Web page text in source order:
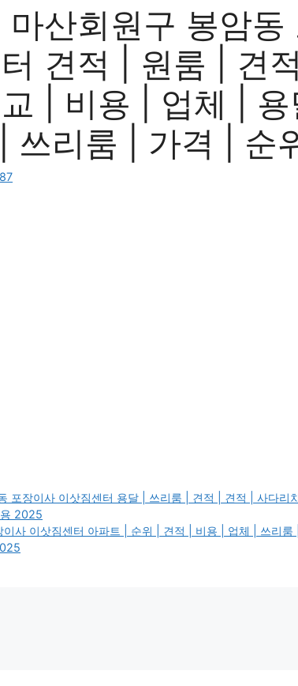
마산회원구 봉암동
견적 | 원룸 | 견
| 비용 | 업체 |
| 쓰리룸 | 가격 | 순
포장이사 이삿짐센터 용달 | 쓰리룸 | 견적 | 견적 | 사다리
2025
이사 이삿짐센터 아파트 | 순위 | 견적 | 비용 | 업체 | 쓰리